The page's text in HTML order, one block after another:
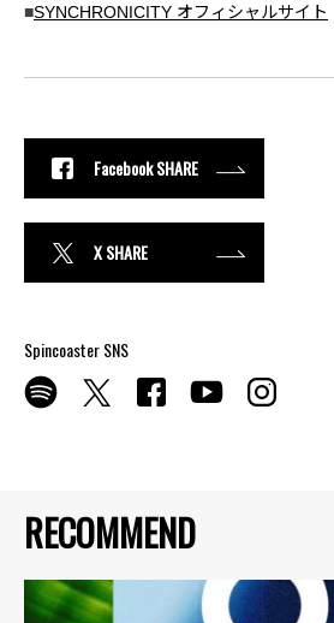
RECOMMEND
■SYNCHRONICITY オフィシャルサイト
Facebook SHARE
X SHARE
Spincoaster SNS